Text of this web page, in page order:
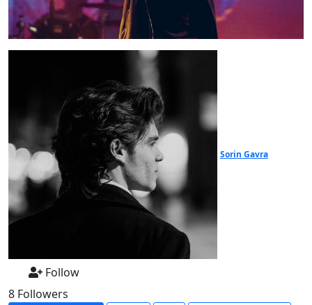
Sorin Gavra
Follow
8 Followers